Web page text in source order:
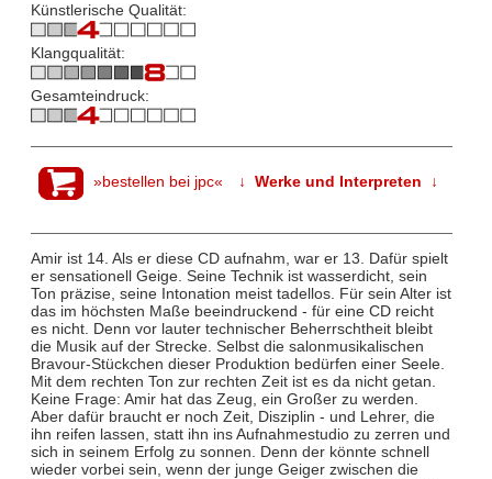
Künstlerische Qualität:
Klangqualität:
Gesamteindruck:
»bestellen bei jpc« ↓ Werke und Interpreten ↓
Amir ist 14. Als er diese CD aufnahm, war er 13. Dafür spielt
er sensationell Geige. Seine Technik ist wasserdicht, sein
Ton präzise, seine Intonation meist tadellos. Für sein Alter ist
das im höchsten Maße beeindruckend - für eine CD reicht
es nicht. Denn vor lauter technischer Beherrschtheit bleibt
die Musik auf der Strecke. Selbst die salonmusikalischen
Bravour-Stückchen dieser Produktion bedürfen einer Seele.
Mit dem rechten Ton zur rechten Zeit ist es da nicht getan.
Keine Frage: Amir hat das Zeug, ein Großer zu werden.
Aber dafür braucht er noch Zeit, Disziplin - und Lehrer, die
ihn reifen lassen, statt ihn ins Aufnahmestudio zu zerren und
sich in seinem Erfolg zu sonnen. Denn der könnte schnell
wieder vorbei sein, wenn der junge Geiger zwischen die